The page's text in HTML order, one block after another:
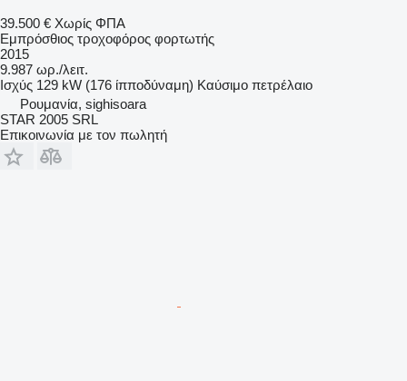
39.500 € Χωρίς ΦΠΑ
Εμπρόσθιος τροχοφόρος φορτωτής
2015
9.987 ωρ./λειτ.
Ισχύς 129 kW (176 ίπποδύναμη) Καύσιμο πετρέλαιο
Ρουμανία, sighisoara
STAR 2005 SRL
Επικοινωνία με τον πωλητή